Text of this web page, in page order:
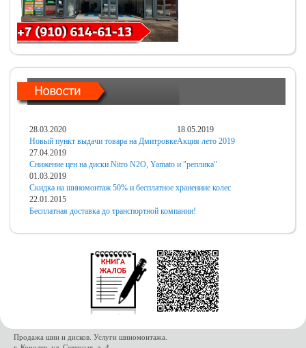
28.03.2020
Новый пункт выдачи товара на Дмитровке
18.05.2019
Акция лето 2019
27.04.2019
Снижение цен на диски Nitro N2O, Yamato и "реплика"
01.03.2019
Скидка на шиномонтаж 50% и бесплатное хранениие колес
22.01.2015
Бесплатная доставка до транспортной компании!
Продажа шин и дисков. Услуги шиномонтажа.